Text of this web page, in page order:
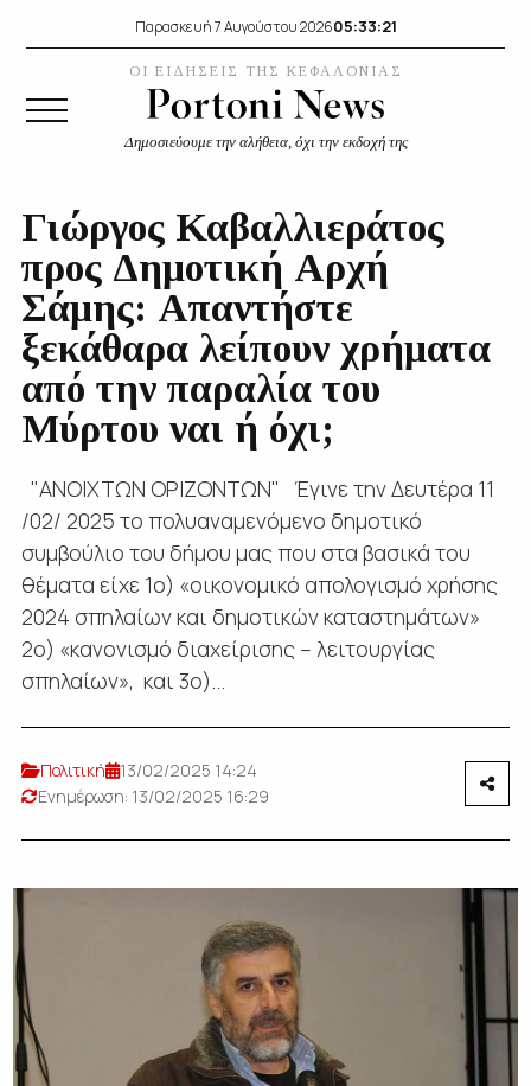
Παρασκευή 7 Αυγούστου 202605:33:22
ΟΙ ΕΙΔΗΣΕΙΣ ΤΗΣ ΚΕΦΑΛΟΝΙΑΣ
Δημοσιεύουμε την αλήθεια, όχι την εκδοχή της
Γιώργος Καβαλλιεράτος
προς Δημοτική Αρχή
Σάμης: Απαντήστε
ξεκάθαρα λείπουν χρήματα
από την παραλία του
Μύρτου ναι ή όχι;
"ΑΝΟΙΧΤΩΝ ΟΡΙΖΟΝΤΩΝ" Έγινε την Δευτέρα 11
/02/ 2025 το πολυαναμενόμενο δημοτικό
συμβούλιο του δήμου μας που στα βασικά του
θέματα είχε 1ο) «οικονομικό απολογισμό χρήσης
2024 σπηλαίων και δημοτικών καταστημάτων»
2ο) «κανονισμό διαχείρισης – λειτουργίας
σπηλαίων», και 3ο)...
Πολιτική
13/02/2025 14:24
Ενημέρωση: 13/02/2025 16:29